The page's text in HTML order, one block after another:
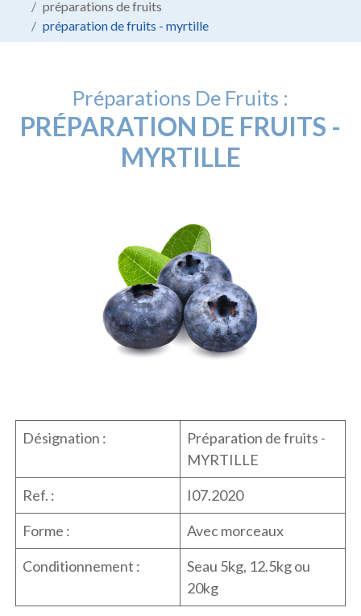
préparations de fruits
préparation de fruits - myrtille
Préparations De Fruits :
PRÉPARATION DE FRUITS -
MYRTILLE
Désignation :
Préparation de fruits -
MYRTILLE
Ref. :
I07.2020
Forme :
Avec morceaux
Conditionnement :
Seau 5kg, 12.5kg ou
20kg